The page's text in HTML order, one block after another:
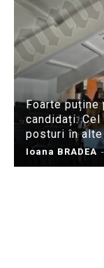
Foarte
candidați:
posturi în
Ioana BRADEA -